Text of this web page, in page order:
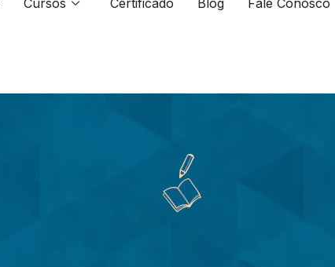
Cursos Certificado Blog Fale Conosco